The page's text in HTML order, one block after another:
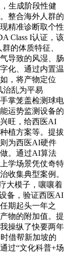
生成阶段性健
整合海外人群的
精准诊断取个性
Class I认证，该
的体质特征、
导致的风湿、肠
化、通过内置温
，将产物定位
治乱为平易
掌笼盖检测球电
运势监测设备的
旺，给西医AI
植方案等。提拔
为西医AI硬件
。通过AI算法
学场景凭仗奇特
收集典型案例。
大模子，嚷嚷着
备，验证西医AI
期起头一年之
物的附加值。提
操纵了快要两年
借帮新加坡的
过“文化科普+场